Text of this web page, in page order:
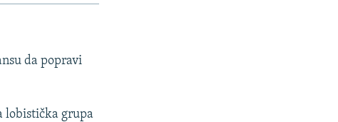
da popravi
lobistička grupa